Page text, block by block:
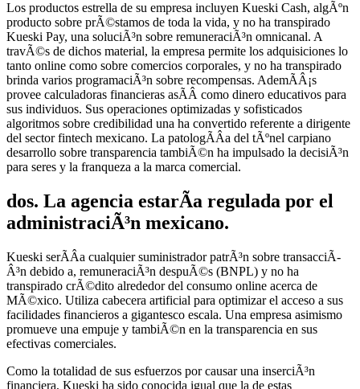
Los productos estrella de su empresa incluyen Kueski Cash, algÃºn
producto sobre prÃ©stamos de toda la vida, y no ha transpirado
Kueski Pay, una soluciÃ³n sobre remuneraciÃ³n omnicanal. A
travÃ©s de dichos material, la empresa permite los adquisiciones lo
tanto online como sobre comercios corporales, y no ha transpirado
brinda varios programaciÃ³n sobre recompensas. AdemÃ­Â¡s
provee calculadoras financieras asÃ­Â­ como dinero educativos para
sus individuos. Sus operaciones optimizadas y sofisticados
algoritmos sobre credibilidad una ha convertido referente a dirigente
del sector fintech mexicano. La patologÃ­Â­a del tÃºnel carpiano
desarrollo sobre transparencia tambiÃ©n ha impulsado la decisiÃ³n
para seres y la franqueza a la marca comercial.
dos. La agencia estarÃ­a regulada por el
administraciÃ³n mexicano.
Kueski serÃ­Â­a cualquier suministrador patrÃ³n sobre transacciÃ­
Â³n debido a, remuneraciÃ³n despuÃ©s (BNPL) y no ha
transpirado crÃ©dito alrededor del consumo online acerca de
MÃ©xico. Utiliza cabecera artificial para optimizar el acceso a sus
facilidades financieros a gigantesco escala. Una empresa asimismo
promueve una empuje y tambiÃ©n en la transparencia en sus
efectivas comerciales.
Como la totalidad de sus esfuerzos por causar una inserciÃ³n
financiera, Kueski ha sido conocida igual que la de estas